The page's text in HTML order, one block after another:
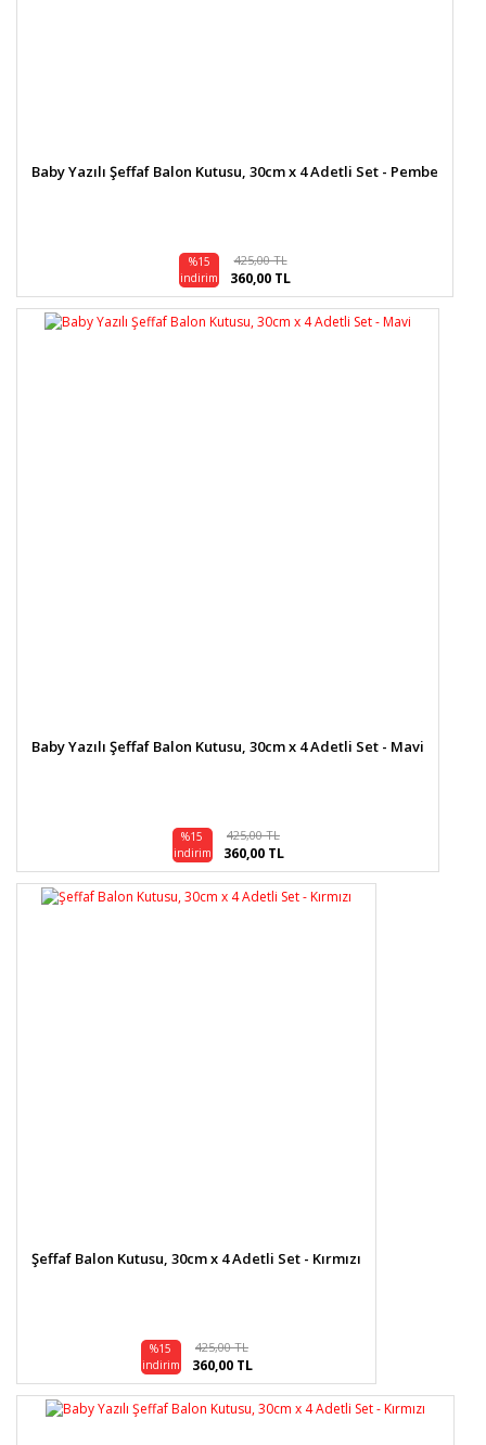
Baby Yazılı Şeffaf Balon Kutusu, 30cm x 4 Adetli Set - Pembe
%15
indirim
425,00 TL
360,00 TL
Baby Yazılı Şeffaf Balon Kutusu, 30cm x 4 Adetli Set - Mavi
%15
indirim
425,00 TL
360,00 TL
Şeffaf Balon Kutusu, 30cm x 4 Adetli Set - Kırmızı
%15
indirim
425,00 TL
360,00 TL